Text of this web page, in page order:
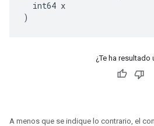
  int64 x
)
¿Te ha resultado
A menos que se indique lo contrario, el